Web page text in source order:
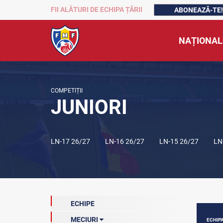
FII ALĂTURI DE ECHIPA ȚĂRII ABONEAZĂ-TE!
COMPETIȚII
JUNIORI
LN-17 26/27 LN-16 26/27 LN-15 26/27
ECHIPE
MECIURI